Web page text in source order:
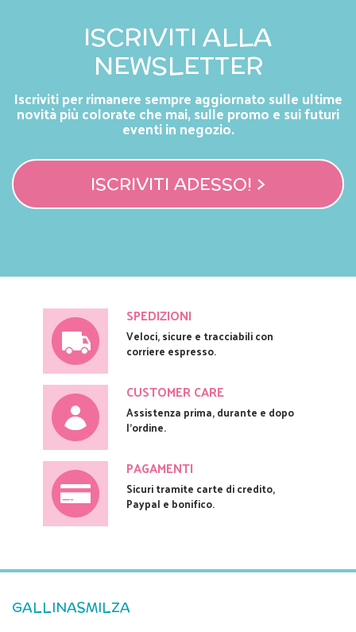
ISCRIVITI ALLA
NEWSLETTER
Iscriviti per rimanere sempre aggiornato sulle ultime
novità più colorate che mai, sulle promo e sui futuri
eventi in negozio.
ISCRIVITI ADESSO! >
SPEDIZIONI
Veloci, sicure e tracciabili con
corriere espresso.
CUSTOMER CARE
Assistenza prima, durante e dopo
l'ordine.
PAGAMENTI
Sicuri tramite carte di credito,
Paypal e bonifico.
GALLINASMILZA